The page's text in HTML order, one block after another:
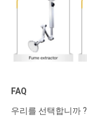
FAQ
우리를 선택합니까 ?